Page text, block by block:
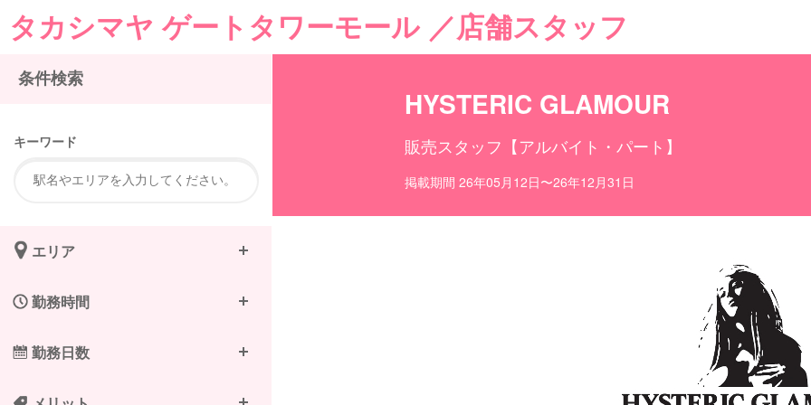
タカシマヤ ゲートタワーモール ／店舗スタッフ
HYSTERIC GLAMOUR
販売スタッフ【アルバイト・パート】
掲載期間 26年05月12日〜26年12月31日
注目ポイント
条件検索
キーワード
エリア
勤務時間
勤務日数